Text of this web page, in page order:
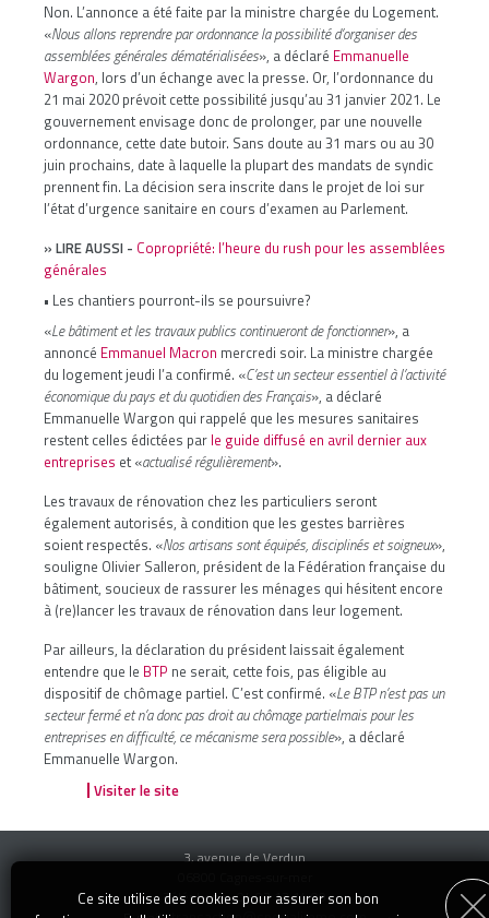
Non. L’annonce a été faite par la ministre chargée du Logement.
«Nous allons reprendre par ordonnance la possibilité d’organiser des
assemblées générales dématérialisées», a déclaré Emmanuelle
Wargon, lors d’un échange avec la presse. Or, l’ordonnance du
21 mai 2020 prévoit cette possibilité jusqu’au 31 janvier 2021. Le
gouvernement envisage donc de prolonger, par une nouvelle
ordonnance, cette date butoir. Sans doute au 31 mars ou au 30
juin prochains, date à laquelle la plupart des mandats de syndic
prennent fin. La décision sera inscrite dans le projet de loi sur
l’état d’urgence sanitaire en cours d’examen au Parlement.
» LIRE AUSSI - Copropriété: l’heure du rush pour les assemblées
générales
• Les chantiers pourront-ils se poursuivre?
«Le bâtiment et les travaux publics continueront de fonctionner», a
annoncé Emmanuel Macron mercredi soir. La ministre chargée
du logement jeudi l’a confirmé. «C’est un secteur essentiel à l’activité
économique du pays et du quotidien des Français», a déclaré
Emmanuelle Wargon qui rappelé que les mesures sanitaires
restent celles édictées par le guide diffusé en avril dernier aux
entreprises et «actualisé régulièrement».
Les travaux de rénovation chez les particuliers seront
également autorisés, à condition que les gestes barrières
soient respectés. «Nos artisans sont équipés, disciplinés et soigneux»,
souligne Olivier Salleron, président de la Fédération française du
bâtiment, soucieux de rassurer les ménages qui hésitent encore
à (re)lancer les travaux de rénovation dans leur logement.
Par ailleurs, la déclaration du président laissait également
entendre que le BTP ne serait, cette fois, pas éligible au
dispositif de chômage partiel. C’est confirmé. «Le BTP n’est pas un
secteur fermé et n’a donc pas droit au chômage partielmais pour les
entreprises en difficulté, ce mécanisme sera possible», a déclaré
Emmanuelle Wargon.
Visiter le site
3, avenue de Verdun
Téléphone : 04 92 13 14 00
Ce site utilise des cookies pour assurer son bon